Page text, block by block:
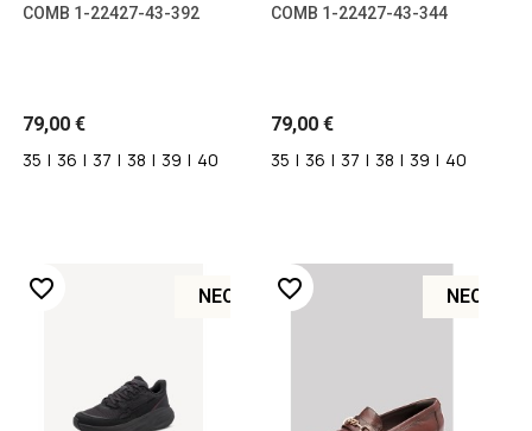
COMB 1-22427-43-392
79,00 €
35 | 36 | 37 | 38 | 39 | 40
COMB 1-22427-43-344
79,00 €
35 | 36 | 37 | 38 | 39 | 40
ΝΈΟ
favorite_border ΝΈΟ
favorite_border